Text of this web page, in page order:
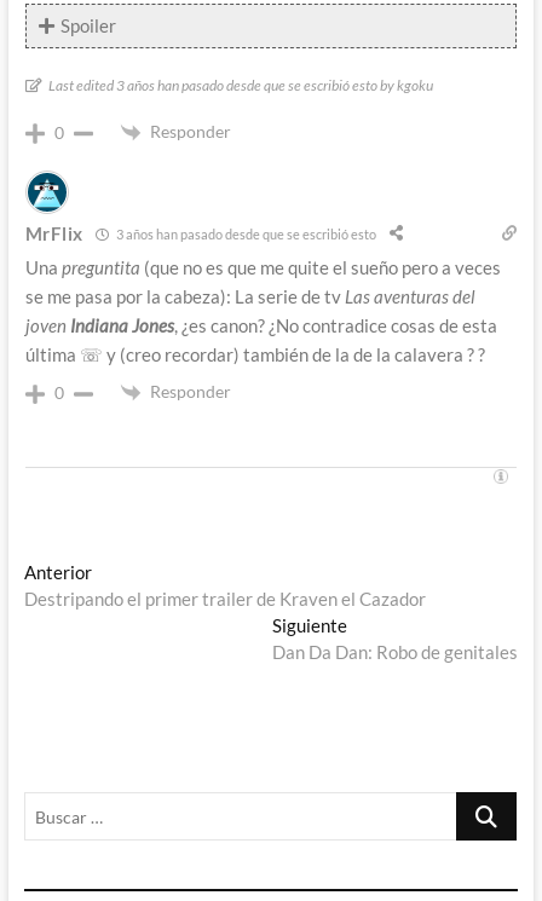
Spoiler
Last edited 3 años han pasado desde que se escribió esto by kgoku
0 Responder
MrFlix 3 años han pasado desde que se escribió esto
Una preguntita (que no es que me quite el sueño pero a veces
se me pasa por la cabeza): La serie de tv Las aventuras del
joven Indiana Jones, ¿es canon? ¿No contradice cosas de esta
última ☏ y (creo recordar) también de la de la calavera ? ?
0 Responder
Navegación
de
AnteriorEntrada
anterior:
Destripando el primer trailer de Kraven el Cazador
SiguienteEntrada
siguiente:
Dan Da Dan: Robo de genitales
Buscar